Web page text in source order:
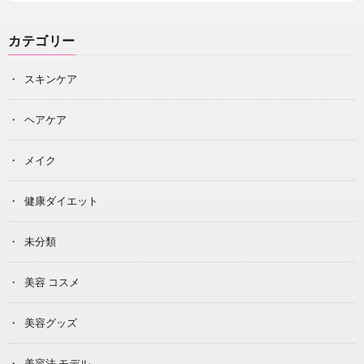
カテゴリー
スキンケア
ヘアケア
メイク
健康ダイエット
未分類
美容 コスメ
美容グッズ